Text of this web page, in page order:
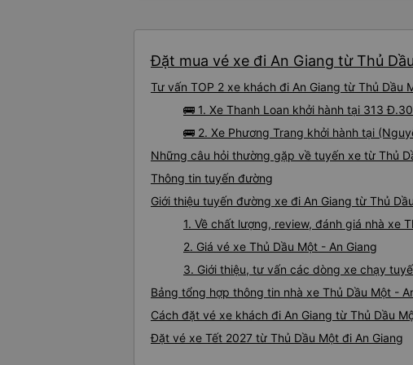
Đặt mua vé xe đi An Giang từ Thủ
Tư vấn TOP 2 xe khách đi An Giang từ Thủ
🚌 1. Xe Thanh Loan khởi hành tại 313
🚌 2. Xe Phương Trang khởi hành tại
Những câu hỏi thường gặp về tuyến xe từ Thủ
Thông tin tuyến đường
Giới thiệu tuyến đường xe đi An Giang từ Thủ
1. Về chất lượng, review, đánh giá nhà xe
2. Giá vé xe Thủ Dầu Một - An Giang
3. Giới thiệu, tư vấn các dòng xe chạy
Bảng tổng hợp thông tin nhà xe Thủ Dầu Một -
Cách đặt vé xe khách đi An Giang từ Thủ Dầu
Đặt vé xe Tết 2027 từ Thủ Dầu Một đi An Giang